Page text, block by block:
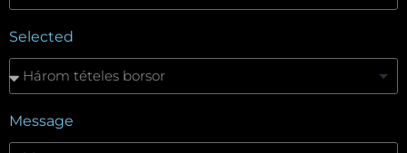
Selected
Message